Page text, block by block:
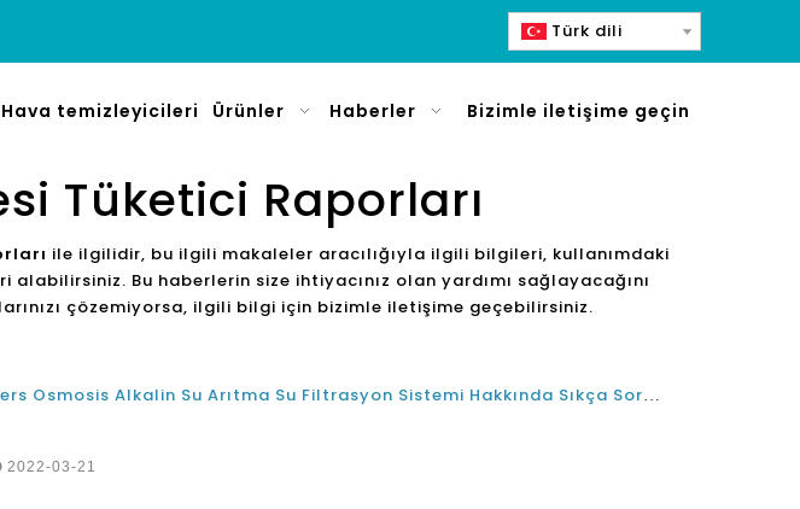
Türk dili
Hava temizleyicileri Ürünler Haberler Bizimle iletişime geçin
Tüketici Raporları
ile ilgilidir, bu ilgili makaleler aracılığıyla ilgili bilgileri, kullanımdaki
Bu haberlerin size ihtiyacınız olan yardımı sağlayacağını
çözemiyorsa, ilgili bilgi için bizimle iletişime geçebilirsiniz.
Ters Osmosis Alkalin Su Arıtma Su Filtrasyon Sistemi Hakkında Sıkça Sorulan Sorular
2022-03-21